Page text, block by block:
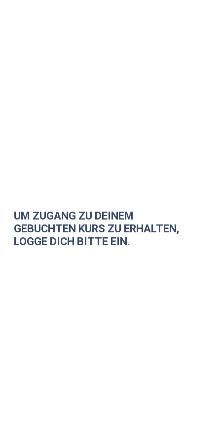
UM ZUGANG ZU DEINEM
GEBUCHTEN KURS ZU ERHALTEN,
LOGGE DICH BITTE EIN.